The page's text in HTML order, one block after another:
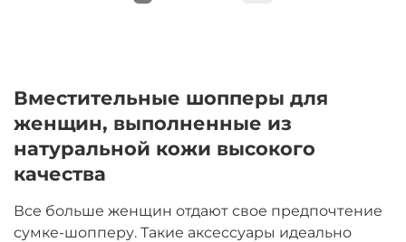
Вместительные шопперы для
женщин, выполненные из
натуральной кожи высокого
качества
Все больше женщин отдают свое предпочтение
сумке-шопперу. Такие аксессуары идеально